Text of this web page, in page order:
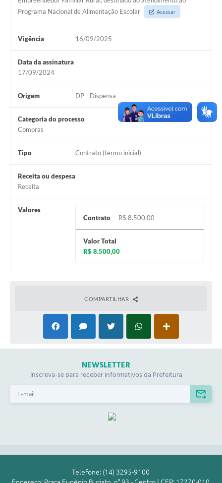
Galeria de Vídeos
Secretarias
Contas Públicas
Prefeito por um dia
IPTU
Transparência
Atendimento Médico
Programa Nacional de Alimentação Escolar
Acessar
Vigência 16/09/2025
Data da assinatura
17/09/2024
Origem DP - Dispensa
Categoria do processo
Compras
Tipo Contrato (termo inicial)
Receita ou despesa
Receita
Valores
Contrato
R$ 8.500,00
Valor Total
R$ 8.500,00
COMPARTILHAR
NEWSLETTER
Inscreva-se para receber informativos da Prefeitura
Telefone: (14) 3295-9100